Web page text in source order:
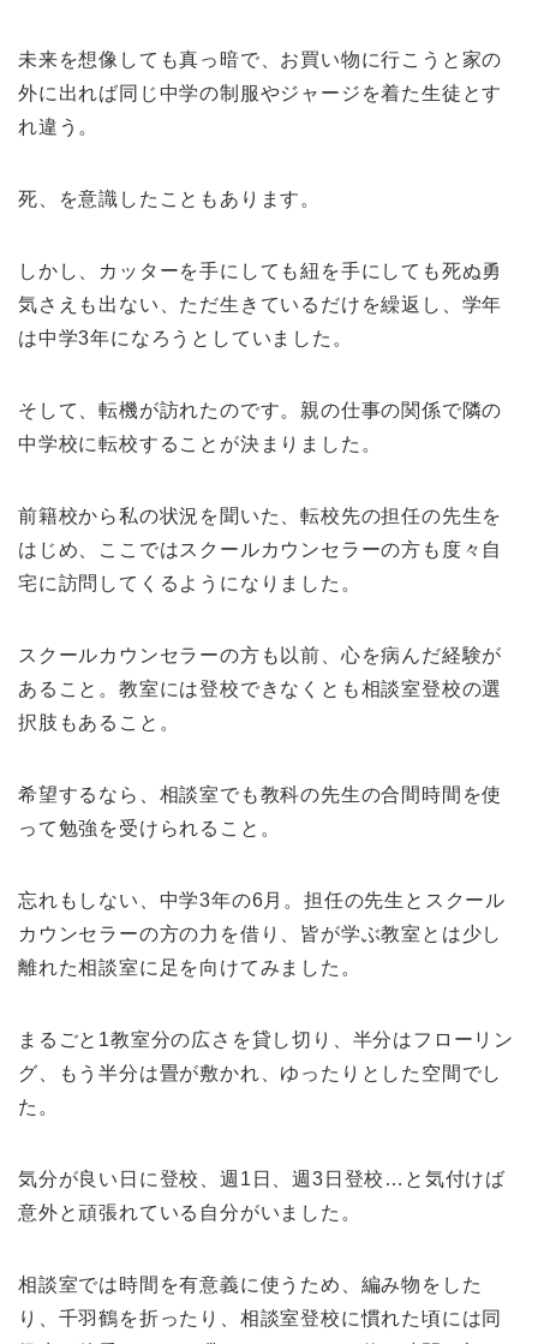
未来を想像しても真っ暗で、お買い物に行こうと家の
外に出れば同じ中学の制服やジャージを着た生徒とす
れ違う。
死、を意識したこともあります。
しかし、カッターを手にしても紐を手にしても死ぬ勇
気さえも出ない、ただ生きているだけを繰返し、学年
は中学3年になろうとしていました。
そして、転機が訪れたのです。親の仕事の関係で隣の
中学校に転校することが決まりました。
前籍校から私の状況を聞いた、転校先の担任の先生を
はじめ、ここではスクールカウンセラーの方も度々自
宅に訪問してくるようになりました。
スクールカウンセラーの方も以前、心を病んだ経験が
あること。教室には登校できなくとも相談室登校の選
択肢もあること。
希望するなら、相談室でも教科の先生の合間時間を使
って勉強を受けられること。
忘れもしない、中学3年の6月。担任の先生とスクール
カウンセラーの方の力を借り、皆が学ぶ教室とは少し
離れた相談室に足を向けてみました。
まるごと1教室分の広さを貸し切り、半分はフローリン
グ、もう半分は畳が敷かれ、ゆったりとした空間でし
た。
気分が良い日に登校、週1日、週3日登校…と気付けば
意外と頑張れている自分がいました。
相談室では時間を有意義に使うため、編み物をした
り、千羽鶴を折ったり、相談室登校に慣れた頃には同